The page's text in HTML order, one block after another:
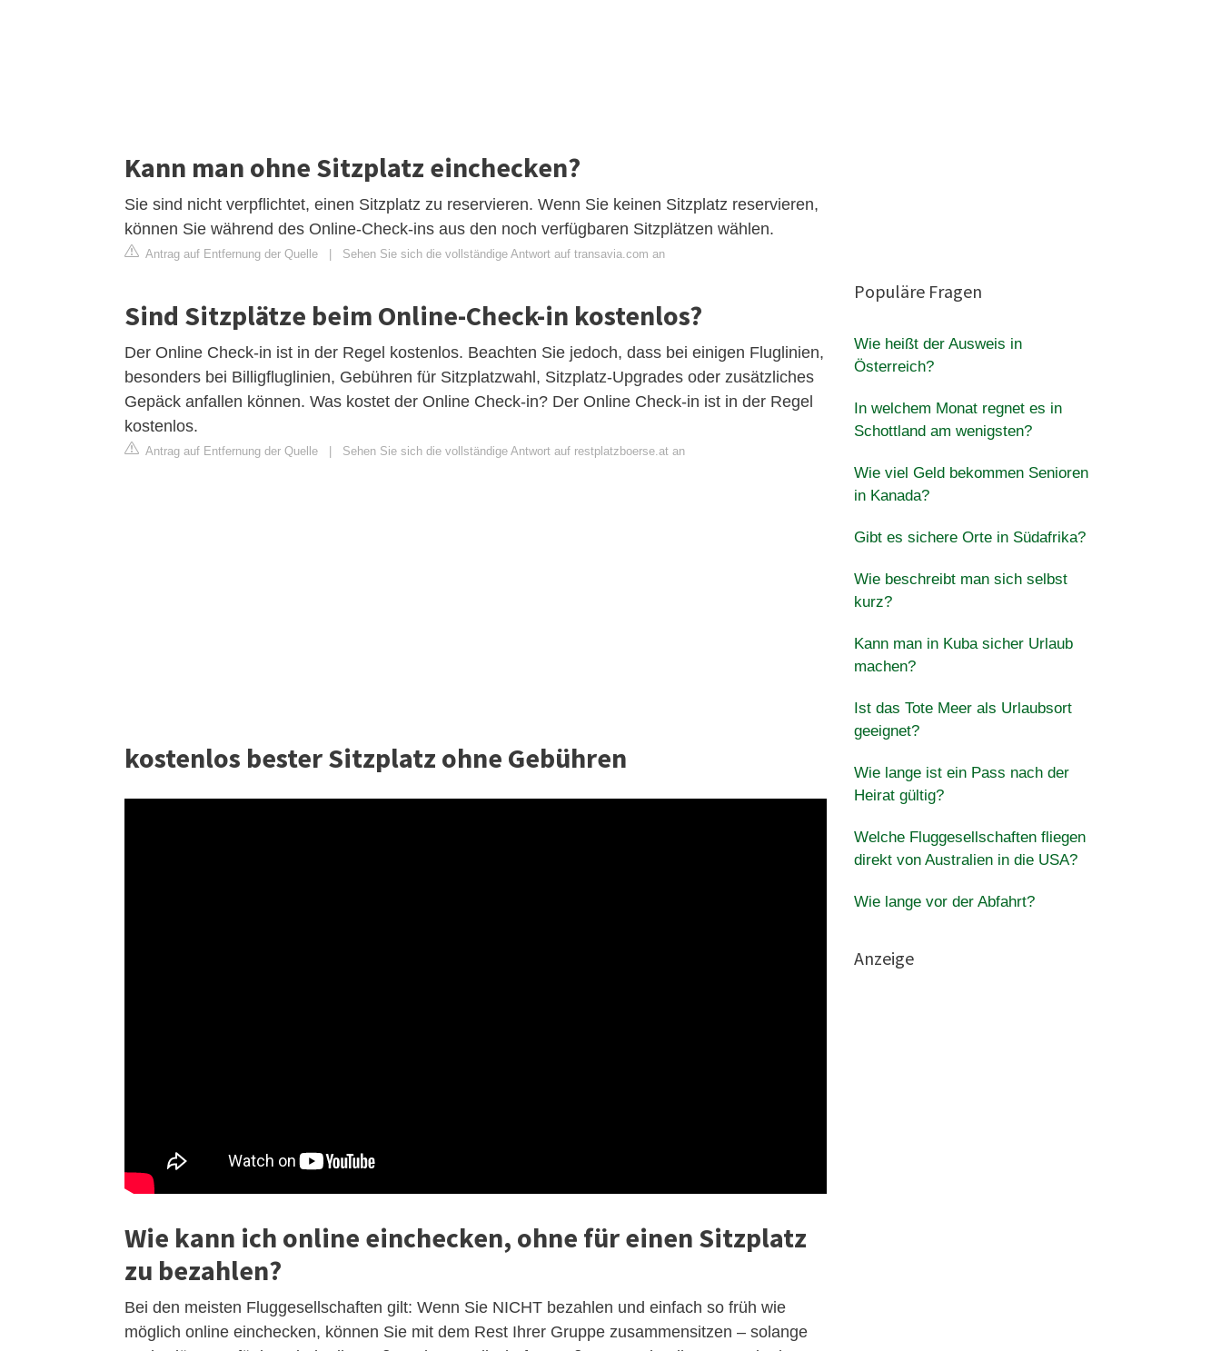
Kann man ohne Sitzplatz einchecken?
Sie sind nicht verpflichtet, einen Sitzplatz zu reservieren. Wenn Sie keinen Sitzplatz reservieren,
können Sie während des Online-Check-ins aus den noch verfügbaren Sitzplätzen wählen.
Antrag auf Entfernung der Quelle Sehen Sie sich die vollständige Antwort auf transavia.com an
Sind Sitzplätze beim Online-Check-in kostenlos?
Der Online Check-in ist in der Regel kostenlos. Beachten Sie jedoch, dass bei einigen Fluglinien,
besonders bei Billigfluglinien, Gebühren für Sitzplatzwahl, Sitzplatz-Upgrades oder zusätzliches
Gepäck anfallen können. Was kostet der Online Check-in? Der Online Check-in ist in der Regel
kostenlos.
Antrag auf Entfernung der Quelle Sehen Sie sich die vollständige Antwort auf restplatzboerse.at an
kostenlos bester Sitzplatz ohne Gebühren
Wie kann ich online einchecken, ohne für einen Sitzplatz
zu bezahlen?
Bei den meisten Fluggesellschaften gilt: Wenn Sie NICHT bezahlen und einfach so früh wie
möglich online einchecken, können Sie mit dem Rest Ihrer Gruppe zusammensitzen – solange
Populäre Fragen
Wie heißt der Ausweis in
Österreich?
In welchem Monat regnet es in
Schottland am wenigsten?
Wie viel Geld bekommen Senioren
in Kanada?
Gibt es sichere Orte in Südafrika?
Wie beschreibt man sich selbst
kurz?
Kann man in Kuba sicher Urlaub
machen?
Ist das Tote Meer als Urlaubsort
geeignet?
Wie lange ist ein Pass nach der
Heirat gültig?
Welche Fluggesellschaften fliegen
direkt von Australien in die USA?
Wie lange vor der Abfahrt?
Anzeige